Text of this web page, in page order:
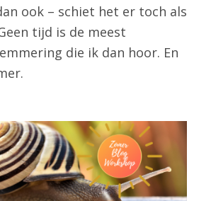
ook – schiet het er toch als
tijd is de meest
die ik dan hoor. En